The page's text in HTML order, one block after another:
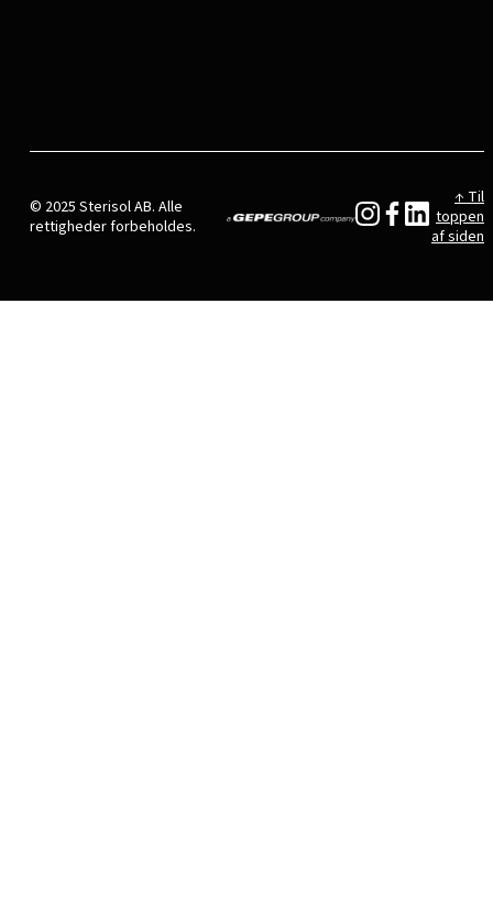
© 2025 Sterisol AB. Alle
rettigheder forbeholdes.
↑ Til
toppen
af siden